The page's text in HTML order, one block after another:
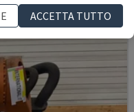
ACCETTA TUTTO